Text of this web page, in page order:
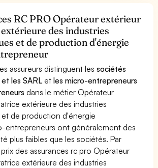
RC PRO Opérateur extérieur
des industries
et de production d'énergie
assureurs distinguent lessociétés
les SARL etles micro-entrepreneurs
dans le métier Opérateur
extérieure des industries
de production d'énergie
entrepreneurs ont généralement des
plus faibles que les sociétés. Par
des assurances rc pro Opérateur
extérieure des industries